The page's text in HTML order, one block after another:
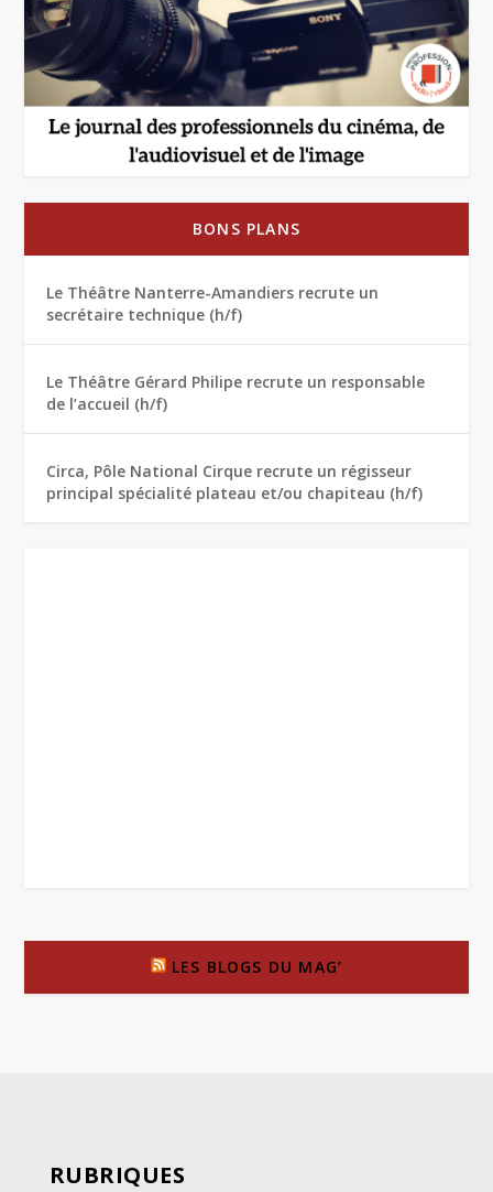
BONS PLANS
Le Théâtre Nanterre-Amandiers recrute un
secrétaire technique (h/f)
Le Théâtre Gérard Philipe recrute un responsable
de l’accueil (h/f)
Circa, Pôle National Cirque recrute un régisseur
principal spécialité plateau et/ou chapiteau (h/f)
LES BLOGS DU MAG’
RUBRIQUES